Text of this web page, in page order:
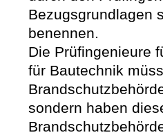
Bezugsgrundlagen
benennen.
Die Prüfingenieure
für Bautechnik
sondern haben